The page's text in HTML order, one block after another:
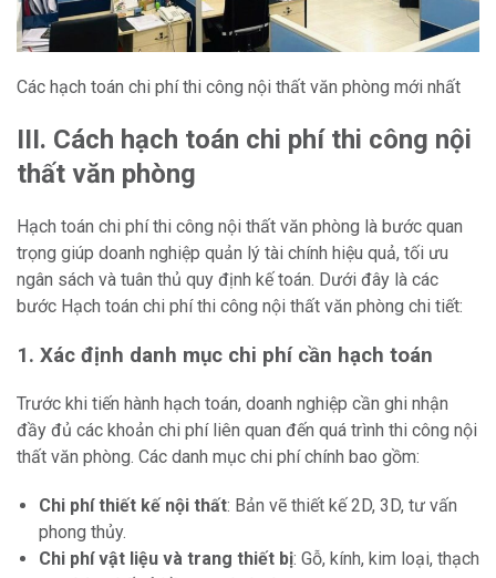
Các hạch toán chi phí thi công nội thất văn phòng mới nhất
III. Cách hạch toán chi phí thi công nội
thất văn phòng
Hạch toán chi phí thi công nội thất văn phòng là bước quan
trọng giúp doanh nghiệp quản lý tài chính hiệu quả, tối ưu
ngân sách và tuân thủ quy định kế toán. Dưới đây là các
bước Hạch toán chi phí thi công nội thất văn phòng chi tiết:
1. Xác định danh mục chi phí cần hạch toán
Trước khi tiến hành hạch toán, doanh nghiệp cần ghi nhận
đầy đủ các khoản chi phí liên quan đến quá trình thi công nội
thất văn phòng. Các danh mục chi phí chính bao gồm:
Chi phí thiết kế nội thất: Bản vẽ thiết kế 2D, 3D, tư vấn
phong thủy.
Chi phí vật liệu và trang thiết bị: Gỗ, kính, kim loại, thạch